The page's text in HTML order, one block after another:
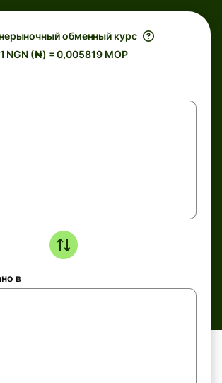
обменный курс
1 NGN (₦) = 0,005819 MOP
в